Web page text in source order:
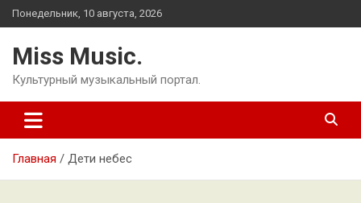
Перейти
к
Понедельник, 10 августа, 2026
Miss Music.
Культурный музыкальный портал.
Главная Дети небес